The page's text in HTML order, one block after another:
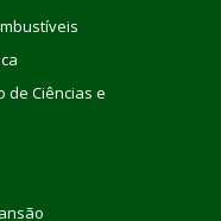
de Ciências e